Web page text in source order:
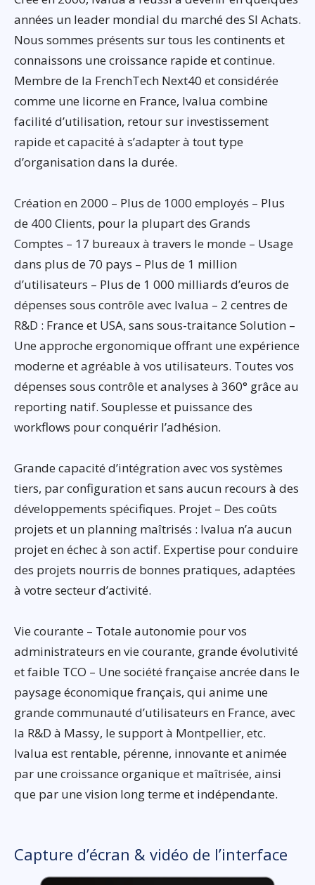
années un leader mondial du marché des SI Achats.
Nous sommes présents sur tous les continents et
connaissons une croissance rapide et continue.
Membre de la FrenchTech Next40 et considérée
comme une licorne en France, Ivalua combine
facilité d’utilisation, retour sur investissement
rapide et capacité à s’adapter à tout type
d’organisation dans la durée.
Création en 2000 – Plus de 1000 employés – Plus
de 400 Clients, pour la plupart des Grands
Comptes – 17 bureaux à travers le monde – Usage
dans plus de 70 pays – Plus de 1 million
d’utilisateurs – Plus de 1 000 milliards d’euros de
dépenses sous contrôle avec Ivalua – 2 centres de
R&D : France et USA, sans sous-traitance Solution –
Une approche ergonomique offrant une expérience
moderne et agréable à vos utilisateurs. Toutes vos
dépenses sous contrôle et analyses à 360° grâce au
reporting natif. Souplesse et puissance des
workflows pour conquérir l’adhésion.
Grande capacité d’intégration avec vos systèmes
tiers, par configuration et sans aucun recours à des
développements spécifiques. Projet – Des coûts
projets et un planning maîtrisés : Ivalua n’a aucun
projet en échec à son actif. Expertise pour conduire
des projets nourris de bonnes pratiques, adaptées
à votre secteur d’activité.
Vie courante – Totale autonomie pour vos
administrateurs en vie courante, grande évolutivité
et faible TCO – Une société française ancrée dans le
paysage économique français, qui anime une
grande communauté d’utilisateurs en France, avec
la R&D à Massy, le support à Montpellier, etc.
Ivalua est rentable, pérenne, innovante et animée
par une croissance organique et maîtrisée, ainsi
que par une vision long terme et indépendante.
Capture d’écran & vidéo de l’interface